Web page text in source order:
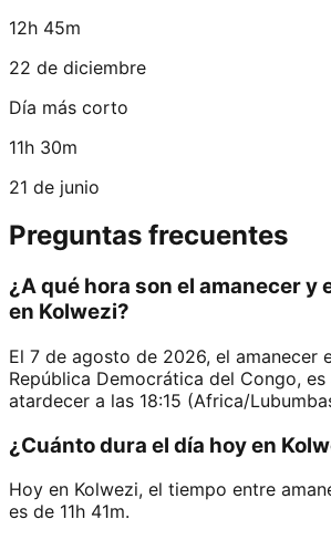
12h 45m
22 de diciembre
Día más corto
11h 30m
21 de junio
Preguntas frecuentes
¿A qué hora son el amanecer y
en Kolwezi?
El 7 de agosto de 2026, el amanecer
República Democrática del Congo,
atardecer a las 18:15 (Africa/
¿Cuánto dura el día hoy en
Hoy en Kolwezi, el tiempo entre
es de 11h 41m.